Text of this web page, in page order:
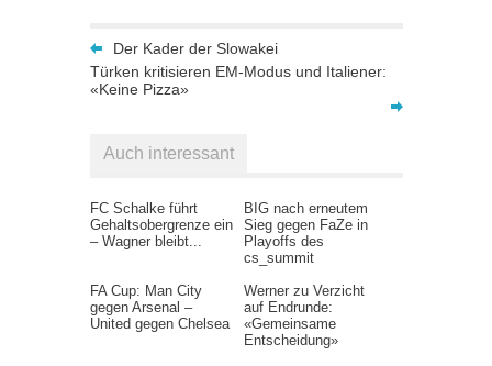
Der Kader der Slowakei
Türken kritisieren EM-Modus und Italiener:
«Keine Pizza»
Auch interessant
FC Schalke führt
Gehaltsobergrenze ein
– Wagner bleibt...
BIG nach erneutem
Sieg gegen FaZe in
Playoffs des
cs_summit
FA Cup: Man City
gegen Arsenal –
United gegen Chelsea
Werner zu Verzicht
auf Endrunde:
«Gemeinsame
Entscheidung»